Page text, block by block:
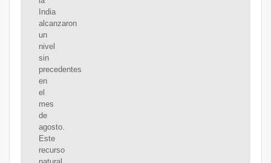
India
alcanzaron
un
nivel
sin
precedentes
en
el
mes
de
agosto.
Este
recurso